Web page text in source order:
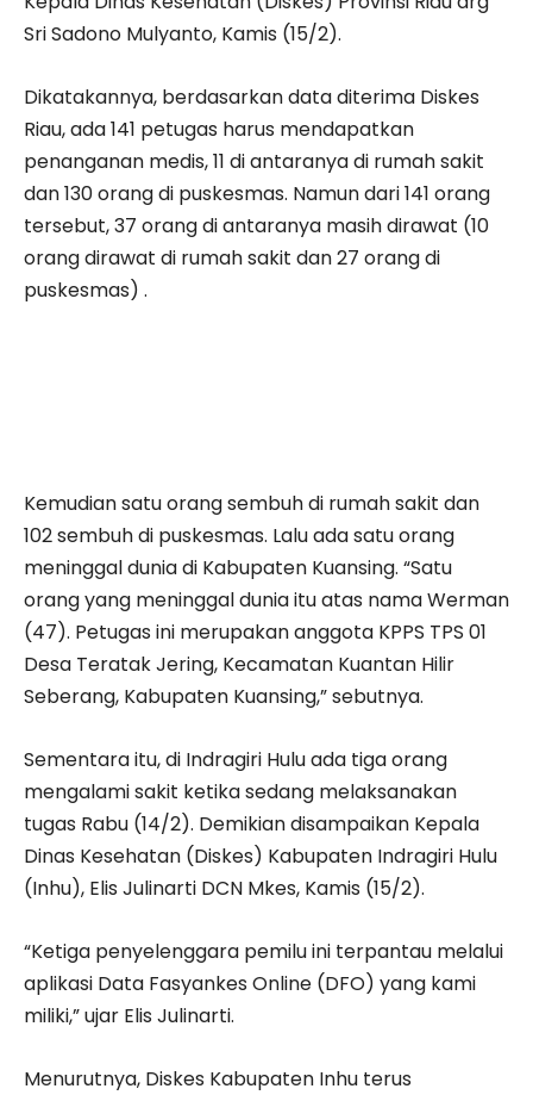
Sri Sadono Mulyanto, Kamis (15/2).
Dikatakannya, berdasarkan data diterima Diskes
Riau, ada 141 petugas harus mendapatkan
penanganan medis, 11 di antaranya di rumah sakit
dan 130 orang di puskesmas. Namun dari 141 orang
tersebut, 37 orang di antaranya masih dirawat (10
orang dirawat di rumah sakit dan 27 orang di
puskesmas) .
Kemudian satu orang sembuh di rumah sakit dan
102 sembuh di puskesmas. Lalu ada satu orang
meninggal dunia di Kabupaten Kuansing. “Satu
orang yang meninggal dunia itu atas nama Werman
(47). Petugas ini merupakan anggota KPPS TPS 01
Desa Teratak Jering, Kecamatan Kuantan Hilir
Seberang, Kabupaten Kuansing,” sebutnya.
Sementara itu, di Indragiri Hulu ada tiga orang
mengalami sakit ketika sedang melaksanakan
tugas Rabu (14/2). Demikian disampaikan Kepala
Dinas Kesehatan (Diskes) Kabupaten Indragiri Hulu
(Inhu), Elis Julinarti DCN Mkes, Kamis (15/2).
“Ketiga penyelenggara pemilu ini terpantau melalui
aplikasi Data Fasyankes Online (DFO) yang kami
miliki,” ujar Elis Julinarti.
Menurutnya, Diskes Kabupaten Inhu terus